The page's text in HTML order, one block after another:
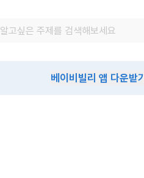
베이비빌리 앱 다운받기